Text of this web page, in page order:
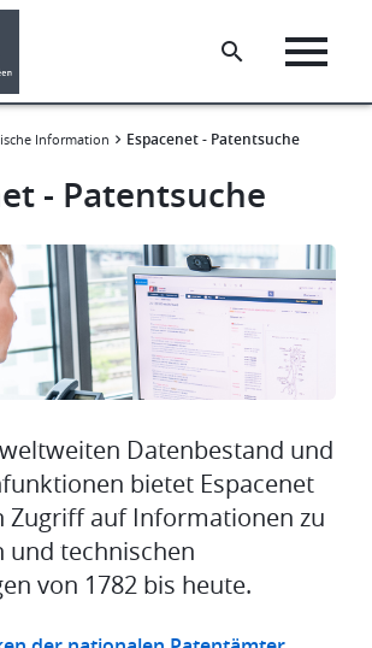
Information Espacenet - Patentsuche
- Patentsuche
Datenbestand und
bietet Espacenet
Zugriff auf Informationen zu
und technischen
von 1782 bis heute.